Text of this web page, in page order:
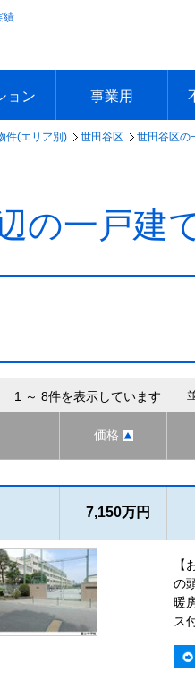
績
ョン
で探す
す
新着物件
新着物件
事業用
エリアで探す
沿線で探す
本日の新着物件
今週の新着物件
件(エリア別) 世田谷区 世田谷区の
の一戸建
～ 8件を表示しています
価格
7,150万円
の
暖
ス